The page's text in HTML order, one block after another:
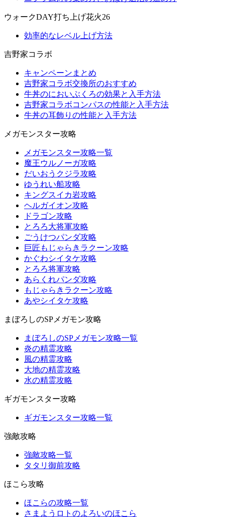
ウォークDAY打ち上げ花火26
効率的なレベル上げ方法
吉野家コラボ
キャンペーンまとめ
吉野家コラボ交換所のおすすめ
牛丼のにおいぶくろの効果と入手方法
吉野家コラボコンパスの性能と入手方法
牛丼の耳飾りの性能と入手方法
メガモンスター攻略
メガモンスター攻略一覧
魔王ウルノーガ攻略
だいおうクジラ攻略
ゆうれい船攻略
キングスイカ岩攻略
ヘルガイオン攻略
ドラゴン攻略
とろろ大将軍攻略
ごうけつパンダ攻略
巨匠もじゃらきラクーン攻略
かぐわシイタケ攻略
とろろ将軍攻略
あらくれパンダ攻略
もじゃらきラクーン攻略
あやシイタケ攻略
まぼろしのSPメガモン攻略
まぼろしのSPメガモン攻略一覧
炎の精霊攻略
風の精霊攻略
大地の精霊攻略
水の精霊攻略
ギガモンスター攻略
ギガモンスター攻略一覧
強敵攻略
強敵攻略一覧
タタリ御前攻略
ほこら攻略
ほこらの攻略一覧
さまようロトのよろいのほこら